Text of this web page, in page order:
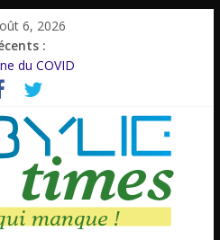
6, 2026
:
du COVID
d’un personnage réel
émérite, un parcours inachevé
le silence
de la jeunesse.